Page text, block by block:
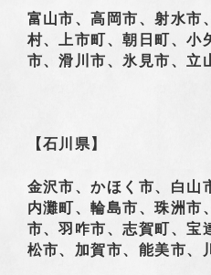
富山市、高岡市、射水市
村、上市町、朝日町、小
市、滑川市、氷見市、立
【石川県】
金沢市、かほく市、白山
内灘町、輪島市、珠洲市
市、羽咋市、志賀町、宝
松市、加賀市、能美市、